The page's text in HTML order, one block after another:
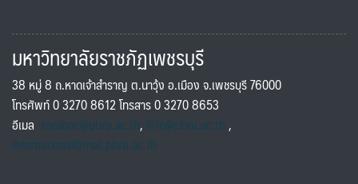
มหาวิทยาลัยราชภัฏเพชรบุรี
38 หมู่ 8 ถ.หาดเจ้าสำราญ ต.นาวุ้ง อ.เมือง จ.เพชรบุรี 76000
โทรศัพท์ 0 3270 8612 โทรสาร 0 3270 8653
อีเมล saraban@pbru.ac.th, info@pbru.ac.th,
international@mail.pbru.ac.th